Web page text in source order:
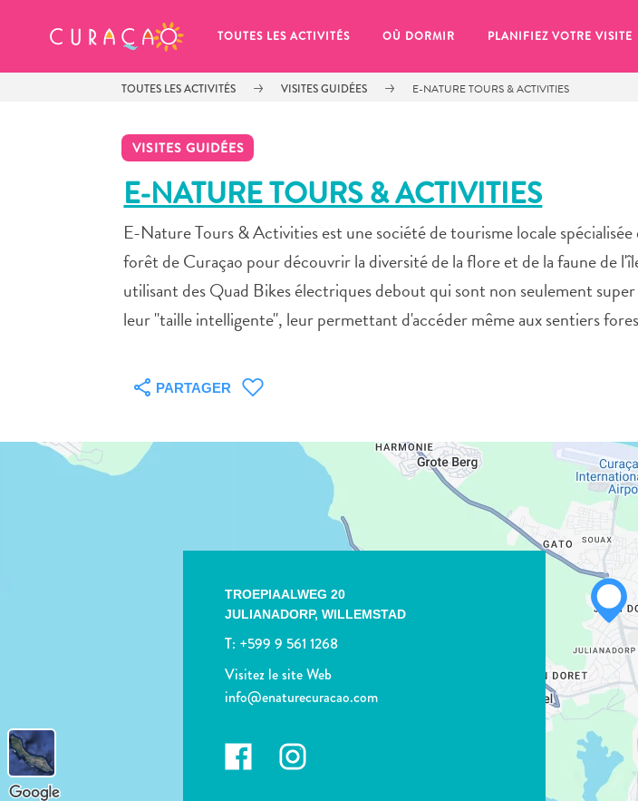
TOUTES LES ACTIVITÉS OÙ DORMIR PLANIFIEZ VOTRE VISITE
TOUTES LES ACTIVITÉS VISITES GUIDÉES E-NATURE TOURS & ACTIVITIES
VISITES GUIDÉES
E-NATURE TOURS & ACTIVITIES
E-Nature Tours & Activities est une société de tourisme locale
forêt de Curaçao pour découvrir la diversité de la flore et de la faune de
utilisant des Quad Bikes électriques debout qui sont non seulement super
leur "taille intelligente", leur permettant d'accéder même aux sentiers
PARTAGER
WHATSAPP
TROEPIAALWEG 20
JULIANADORP,WILLEMSTAD
T: +599 9 561 1268
Visitez le site Web
info@enaturecuracao.com
MES FAVORIS
It looks like you haven’t saved any